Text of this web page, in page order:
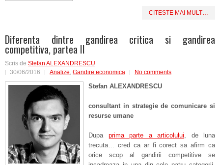
CITESTE MAI MULT…
Diferenta dintre gandirea critica si gandirea
competitiva, partea II
Scris de Stefan ALEXANDRESCU
30/06/2016
Analize Gandire economica No comments
Stefan ALEXANDRESCU
consultant in strategie de comunicare si
resurse umane
Dupa prima parte a articolului , de luna
trecuta… cred ca ar fi corect sa afirm ca
orice scop al gandirii competitive se